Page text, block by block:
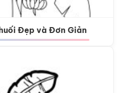
Đẹp và Đơn Giản